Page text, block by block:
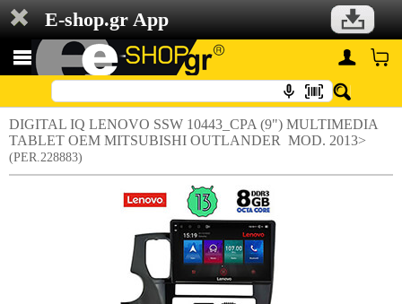
E-shop.gr App
DIGITAL IQ LENOVO SSW 10443_CPA (9") MULTIMEDIA
TABLET OEM MITSUBISHI OUTLANDER MOD. 2013>
(PER.228883)